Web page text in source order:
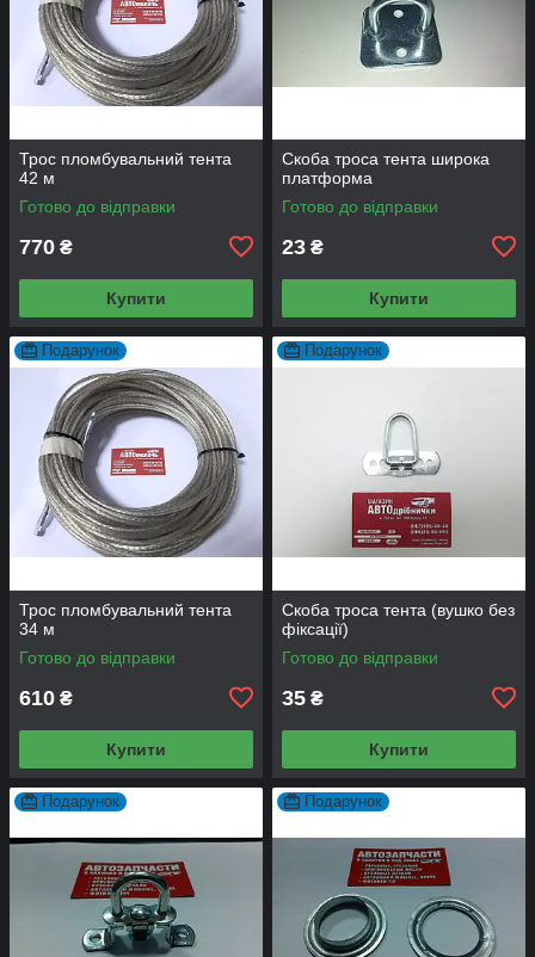
Трос пломбувальний тента
42 м
Готово до відправки
770 ₴
Купити
Скоба троса тента широка
платформа
Готово до відправки
23 ₴
Купити
Подарунок
Трос пломбувальний тента
34 м
Готово до відправки
610 ₴
Купити
Подарунок
Скоба троса тента (вушко без
фіксації)
Готово до відправки
35 ₴
Купити
Подарунок Подарунок